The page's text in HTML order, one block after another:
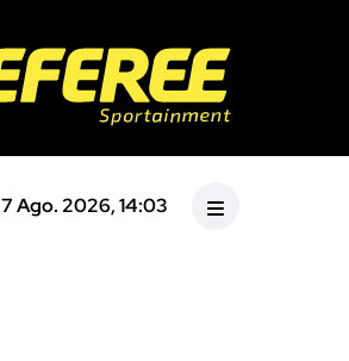
7 Ago. 2026, 14:03